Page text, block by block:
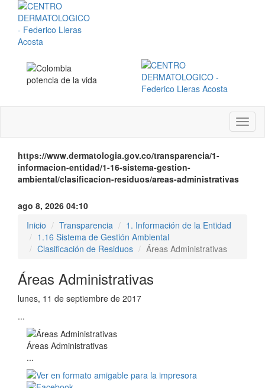
Menú
https://www.dermatologia.gov.co/transparencia/1-
informacion-entidad/1-16-sistema-gestion-
ambiental/clasificacion-residuos/areas-administrativas
ago 8, 2026 04:10
Inicio
Transparencia
1. Información de la Entidad
1.16 Sistema de Gestión Ambiental
Clasificación de Residuos
Áreas Administrativas
Áreas Administrativas
lunes, 11 de septiembre de 2017
...
Áreas Administrativas
...